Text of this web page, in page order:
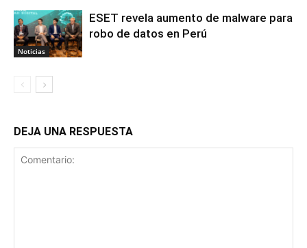
Noticias
ESET revela aumento de malware para
robo de datos en Perú
DEJA UNA RESPUESTA